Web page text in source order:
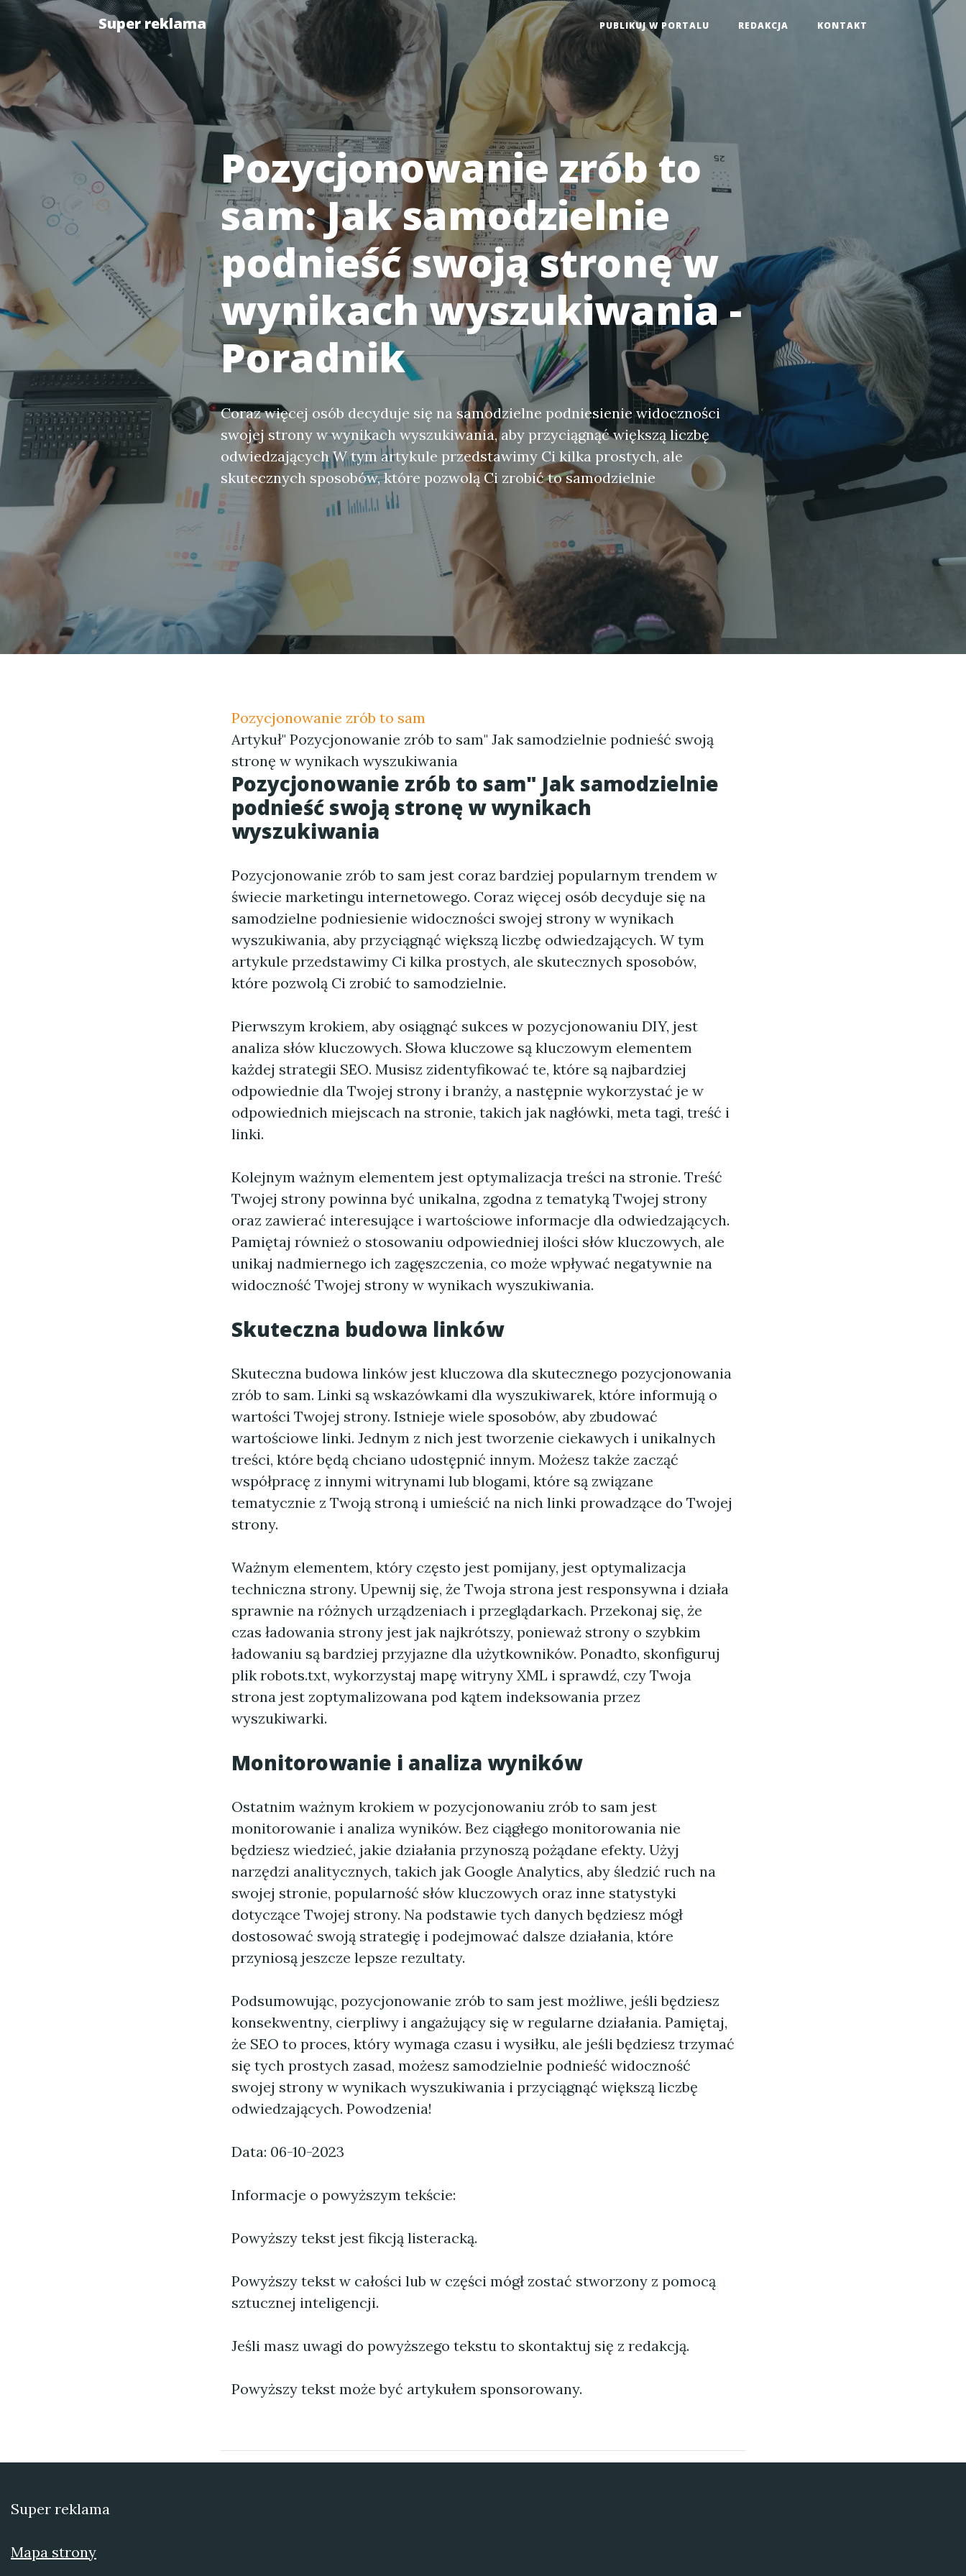
Super reklama PUBLIKUJ W PORTALU REDAKCJA KONTAKT
Pozycjonowanie zrób to
sam: Jak samodzielnie
podnieść swoją stronę w
wynikach wyszukiwania -
Poradnik
Coraz więcej osób decyduje się na samodzielne podniesienie widoczności
swojej strony w wynikach wyszukiwania, aby przyciągnąć większą liczbę
odwiedzających W tym artykule przedstawimy Ci kilka prostych, ale
skutecznych sposobów, które pozwolą Ci zrobić to samodzielnie
Pozycjonowanie zrób to sam
Artykuł" Pozycjonowanie zrób to sam" Jak samodzielnie podnieść swoją
stronę w wynikach wyszukiwania
Pozycjonowanie zrób to sam" Jak samodzielnie
podnieść swoją stronę w wynikach
wyszukiwania
Pozycjonowanie zrób to sam jest coraz bardziej popularnym trendem w
świecie marketingu internetowego. Coraz więcej osób decyduje się na
samodzielne podniesienie widoczności swojej strony w wynikach
wyszukiwania, aby przyciągnąć większą liczbę odwiedzających. W tym
artykule przedstawimy Ci kilka prostych, ale skutecznych sposobów,
które pozwolą Ci zrobić to samodzielnie.
Pierwszym krokiem, aby osiągnąć sukces w pozycjonowaniu DIY, jest
analiza słów kluczowych. Słowa kluczowe są kluczowym elementem
każdej strategii SEO. Musisz zidentyfikować te, które są najbardziej
odpowiednie dla Twojej strony i branży, a następnie wykorzystać je w
odpowiednich miejscach na stronie, takich jak nagłówki, meta tagi, treść i
linki.
Kolejnym ważnym elementem jest optymalizacja treści na stronie. Treść
Twojej strony powinna być unikalna, zgodna z tematyką Twojej strony
oraz zawierać interesujące i wartościowe informacje dla odwiedzających.
Pamiętaj również o stosowaniu odpowiedniej ilości słów kluczowych, ale
unikaj nadmiernego ich zagęszczenia, co może wpływać negatywnie na
widoczność Twojej strony w wynikach wyszukiwania.
Skuteczna budowa linków
Skuteczna budowa linków jest kluczowa dla skutecznego pozycjonowania
zrób to sam. Linki są wskazówkami dla wyszukiwarek, które informują o
wartości Twojej strony. Istnieje wiele sposobów, aby zbudować
wartościowe linki. Jednym z nich jest tworzenie ciekawych i unikalnych
treści, które będą chciano udostępnić innym. Możesz także zacząć
współpracę z innymi witrynami lub blogami, które są związane
tematycznie z Twoją stroną i umieścić na nich linki prowadzące do Twojej
strony.
Ważnym elementem, który często jest pomijany, jest optymalizacja
techniczna strony. Upewnij się, że Twoja strona jest responsywna i działa
sprawnie na różnych urządzeniach i przeglądarkach. Przekonaj się, że
czas ładowania strony jest jak najkrótszy, ponieważ strony o szybkim
ładowaniu są bardziej przyjazne dla użytkowników. Ponadto, skonfiguruj
plik robots.txt, wykorzystaj mapę witryny XML i sprawdź, czy Twoja
strona jest zoptymalizowana pod kątem indeksowania przez
wyszukiwarki.
Monitorowanie i analiza wyników
Ostatnim ważnym krokiem w pozycjonowaniu zrób to sam jest
monitorowanie i analiza wyników. Bez ciągłego monitorowania nie
będziesz wiedzieć, jakie działania przynoszą pożądane efekty. Użyj
narzędzi analitycznych, takich jak Google Analytics, aby śledzić ruch na
swojej stronie, popularność słów kluczowych oraz inne statystyki
dotyczące Twojej strony. Na podstawie tych danych będziesz mógł
dostosować swoją strategię i podejmować dalsze działania, które
przyniosą jeszcze lepsze rezultaty.
Podsumowując, pozycjonowanie zrób to sam jest możliwe, jeśli będziesz
konsekwentny, cierpliwy i angażujący się w regularne działania. Pamiętaj,
że SEO to proces, który wymaga czasu i wysiłku, ale jeśli będziesz trzymać
się tych prostych zasad, możesz samodzielnie podnieść widoczność
swojej strony w wynikach wyszukiwania i przyciągnąć większą liczbę
odwiedzających. Powodzenia!
Data: 06-10-2023
Informacje o powyższym tekście:
Powyższy tekst jest fikcją listeracką.
Powyższy tekst w całości lub w części mógł zostać stworzony z pomocą
sztucznej inteligencji.
Jeśli masz uwagi do powyższego tekstu to skontaktuj się z redakcją.
Powyższy tekst może być artykułem sponsorowany.
Super reklama
Mapa strony